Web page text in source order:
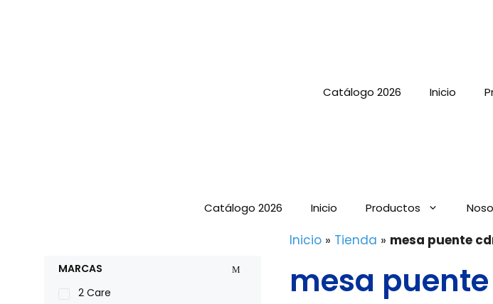
Catálogo 2026 Inicio
Catálogo 2026 Inicio Productos
Inicio » Tienda » mesa puente
mesa
MARCAS
2 Care